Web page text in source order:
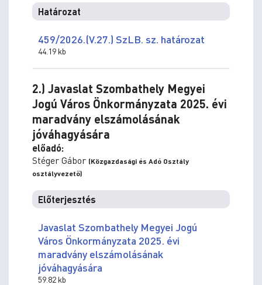
Határozat
459/2026.(V.27.) SzLB. sz. határozat
44.19 kb
2.) Javaslat Szombathely Megyei
Jogú Város Önkormányzata 2025. évi
maradvány elszámolásának
jóváhagyására
előadó:
Stéger Gábor (Közgazdasági és Adó Osztály
osztályvezető)
Előterjesztés
Javaslat Szombathely Megyei Jogú
Város Önkormányzata 2025. évi
maradvány elszámolásának
jóváhagyására
59.82 kb